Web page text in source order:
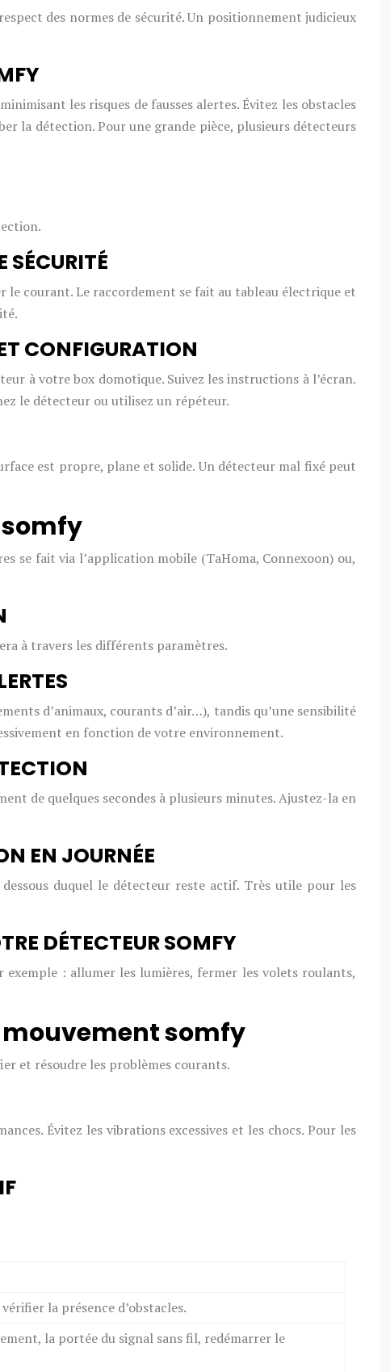
des normes de sécurité. Un positionnement judicieux
les risques de fausses alertes. Évitez les obstacles
la détection. Pour une grande pièce, plusieurs détecteurs
SÉCURITÉ
courant. Le raccordement se fait au tableau électrique et
CONFIGURATION
à votre box domotique. Suivez les instructions à l’écran.
le détecteur ou utilisez un répéteur.
est propre, plane et solide. Un détecteur mal fixé peut
se fait via l’application mobile (TaHoma, Connexoon) ou,
à travers les différents paramètres.
d’animaux, courants d’air…), tandis qu’une sensibilité
en fonction de votre environnement.
de quelques secondes à plusieurs minutes. Ajustez-la en
EN JOURNÉE
duquel le détecteur reste actif. Très utile pour les
DÉTECTEUR SOMFY
: allumer les lumières, fermer les volets roulants,
somfy
et résoudre les problèmes courants.
Évitez les vibrations excessives et les chocs. Pour les
la présence d’obstacles.
la portée du signal sans fil, redémarrer le